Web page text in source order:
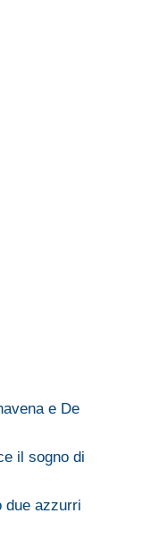
e De
il sogno di
due azzurri